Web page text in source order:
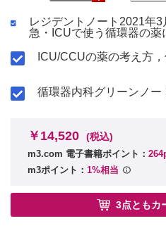
レジデントノート2021年3
急・ICUで使う循環器の薬
ICU/CCUの薬の考え方
循環器内科グリーンノー
￥14,520 (税込)
m3.com 電子書籍ポイント：
m3ポイント： 1%相当
3点ともカ